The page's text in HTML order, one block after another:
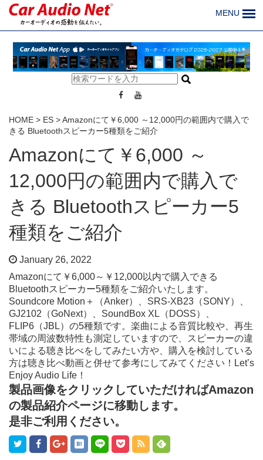
MENU
HOME > ES >Amazonにて￥6,000 ～12,000円の範囲内で購入で
きる Bluetoothスピーカー5種類をご紹介
Amazonにて￥6,000 ～
12,000円の範囲内で購入で
きる Bluetoothスピーカー5
種類をご紹介
January 26, 2022
Amazonにて￥6,000～￥12,000以内で購入できる
Bluetoothスピーカー5種類をご紹介いたします。
Soundcore Motion＋（Anker）、SRS-XB23（SONY）、
GJ2102（GoNext）、SoundBox XL（DOSS）、
FLIP6（JBL）の5種類です。楽曲による音質比較や、再生
帯域の周波数特性も測定していますので、スピーカーの違
いによる聴き比べをしてみたい方や、購入を検討している
方は聴き比べ動画と併せて参考にしてみてください！Let’s
Enjoy Audio Life！
製品画像をクリックしていただければAmazon
の製品紹介ページに移動します。
是非ご利用ください。